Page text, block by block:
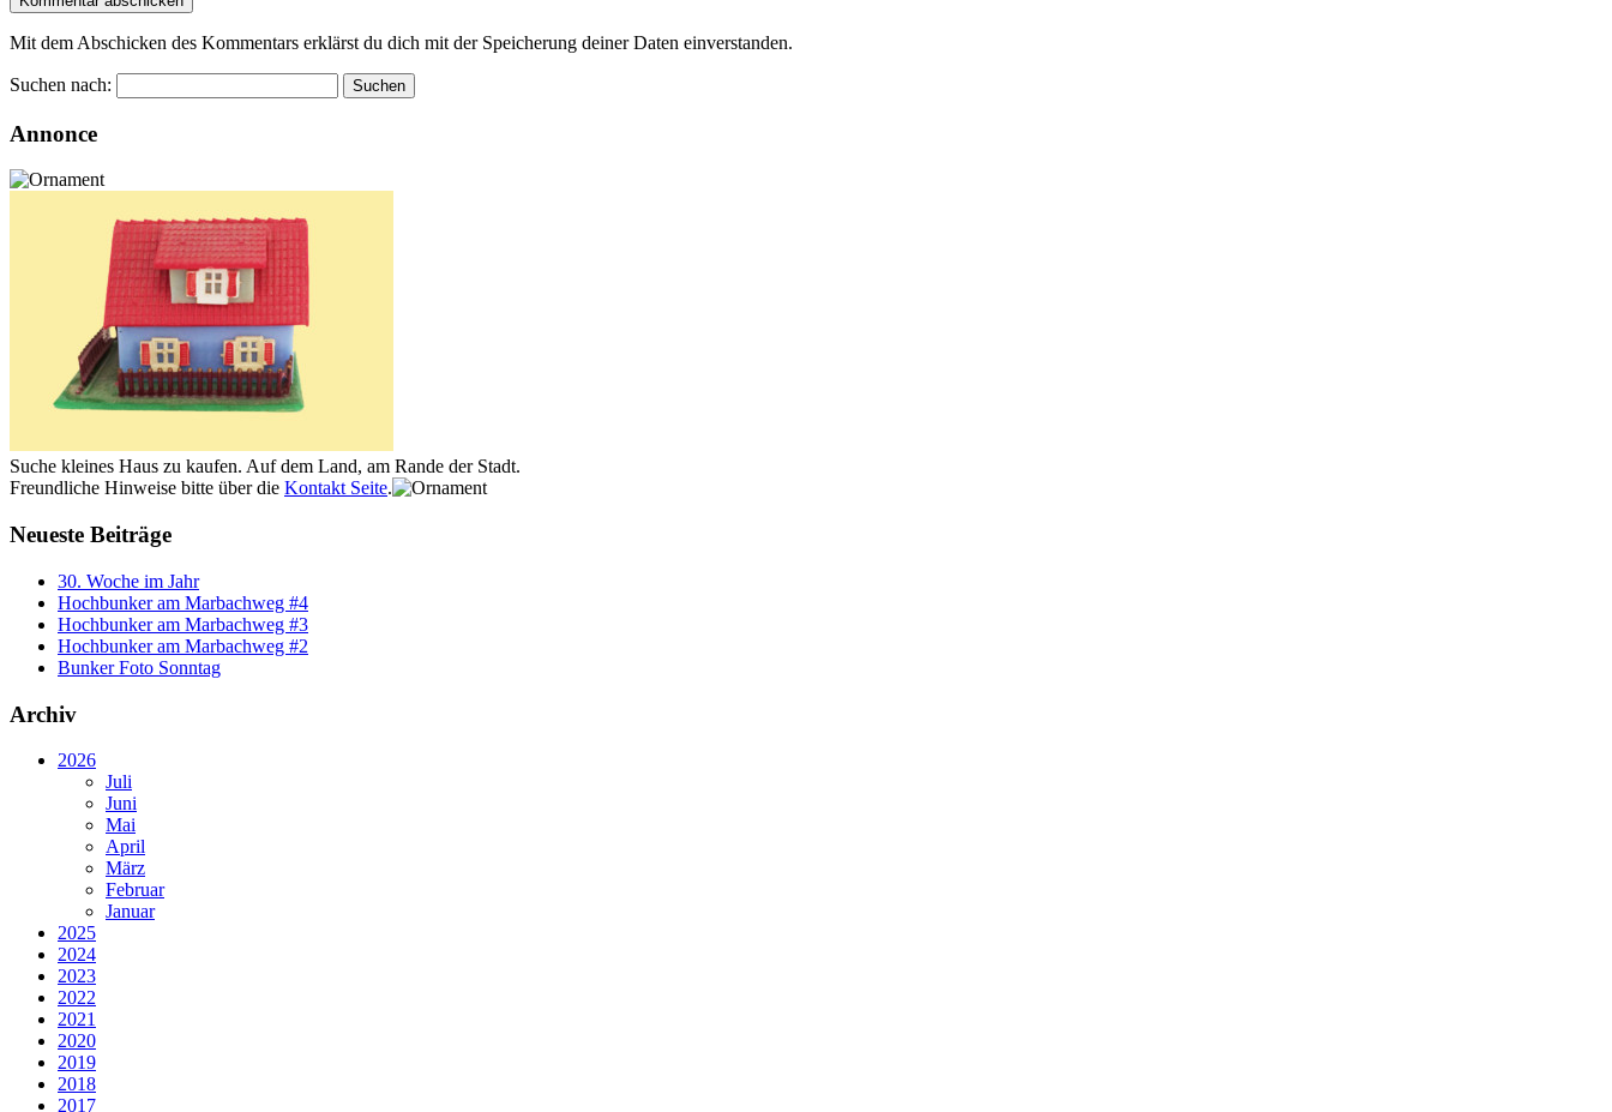
Mit dem Abschicken des Kommentars erklärst du dich mit der Speicherung deiner Daten einverstanden.
Suchen nach:
Annonce
Suche kleines Haus zu kaufen. Auf dem Land, am Rande der Stadt.
Freundliche Hinweise bitte über die Kontakt Seite.
Neueste Beiträge
30. Woche im Jahr
Hochbunker am Marbachweg #4
Hochbunker am Marbachweg #3
Hochbunker am Marbachweg #2
Bunker Foto Sonntag
Archiv
2026
Juli
Juni
Mai
April
März
Februar
Januar
2025
2024
2023
2022
2021
2020
2019
2018
2017